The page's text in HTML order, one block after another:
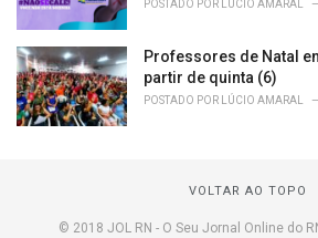
POSTADO POR LÚCIO AMARAL
Professores de Natal
partir de quinta (6)
POSTADO POR LÚCIO AMARAL
VOLTAR AO TOPO
© 2018 JOL RN - O Seu Jornal Online do